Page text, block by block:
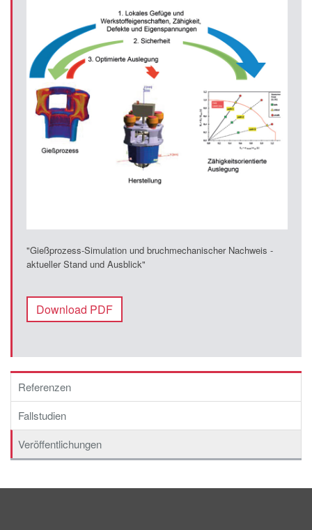
"Gießprozess-Simulation und bruchmechanischer Nachweis -
aktueller Stand und Ausblick"
Download PDF
Referenzen
Fallstudien
Veröffentlichungen